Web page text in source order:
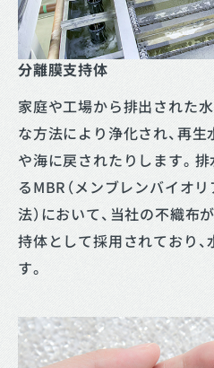
分離膜支持体
家庭や工場から排出された
な方法により浄化され、再
や海に戻されたりします。
るMBR（メンブレンバイオ
法）において、当社の不織布
持体として採用されており
す。